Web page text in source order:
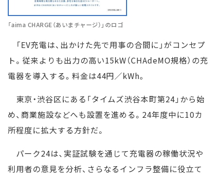
「aima CHARGE（あいまチャージ）」のロゴ
「EV充電は、出かけた先で用事の合間に」がコンセプ
ト。従来よりも出力の高い15kW（CHAdeMO規格）の充
電器を導入する。料金は44円／kWh。
東京・渋谷区にある「タイムズ渋谷本町第24」から始
め、商業施設などへも設置を進める。24年度中に10カ
所程度に拡大する方針だ。
パーク24は、実証試験を通じて充電器の稼働状況や
利用者の意見を分析、さらなるインフラ整備に役立て